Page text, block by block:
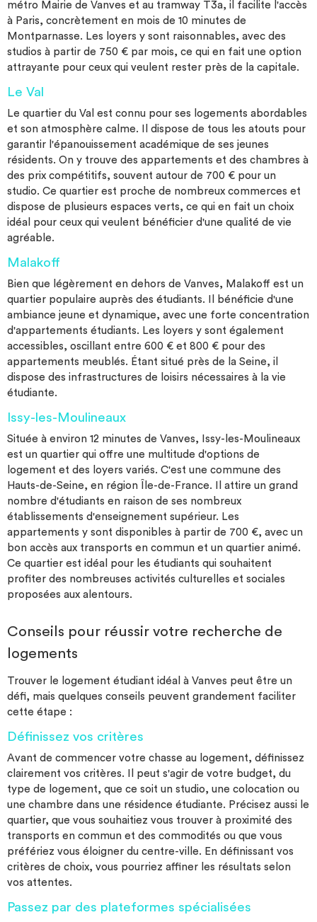
métro Mairie de Vanves et au tramway T3a, il facilite l'accès
à Paris, concrètement en mois de 10 minutes de
Montparnasse. Les loyers y sont raisonnables, avec des
studios à partir de 750 € par mois, ce qui en fait une option
attrayante pour ceux qui veulent rester près de la capitale.
Le Val
Le quartier du Val est connu pour ses logements abordables
et son atmosphère calme. Il dispose de tous les atouts pour
garantir l'épanouissement académique de ses jeunes
résidents. On y trouve des appartements et des chambres à
des prix compétitifs, souvent autour de 700 € pour un
studio. Ce quartier est proche de nombreux commerces et
dispose de plusieurs espaces verts, ce qui en fait un choix
idéal pour ceux qui veulent bénéficier d'une qualité de vie
agréable.
Malakoff
Bien que légèrement en dehors de Vanves, Malakoff est un
quartier populaire auprès des étudiants. Il bénéficie d'une
ambiance jeune et dynamique, avec une forte concentration
d'appartements étudiants. Les loyers y sont également
accessibles, oscillant entre 600 € et 800 € pour des
appartements meublés. Étant situé près de la Seine, il
dispose des infrastructures de loisirs nécessaires à la vie
étudiante.
Issy-les-Moulineaux
Située à environ 12 minutes de Vanves, Issy-les-Moulineaux
est un quartier qui offre une multitude d'options de
logement et des loyers variés. C'est une commune des
Hauts-de-Seine, en région Île-de-France. Il attire un grand
nombre d'étudiants en raison de ses nombreux
établissements d'enseignement supérieur. Les
appartements y sont disponibles à partir de 700 €, avec un
bon accès aux transports en commun et un quartier animé.
Ce quartier est idéal pour les étudiants qui souhaitent
profiter des nombreuses activités culturelles et sociales
proposées aux alentours.
Conseils pour réussir votre recherche de
logements
Trouver le logement étudiant idéal à Vanves peut être un
défi, mais quelques conseils peuvent grandement faciliter
cette étape :
Définissez vos critères
Avant de commencer votre chasse au logement, définissez
clairement vos critères. Il peut s'agir de votre budget, du
type de logement, que ce soit un studio, une colocation ou
une chambre dans une résidence étudiante. Précisez aussi le
quartier, que vous souhaitiez vous trouver à proximité des
transports en commun et des commodités ou que vous
préfériez vous éloigner du centre-ville. En définissant vos
critères de choix, vous pourriez affiner les résultats selon
vos attentes.
Passez par des plateformes spécialisées